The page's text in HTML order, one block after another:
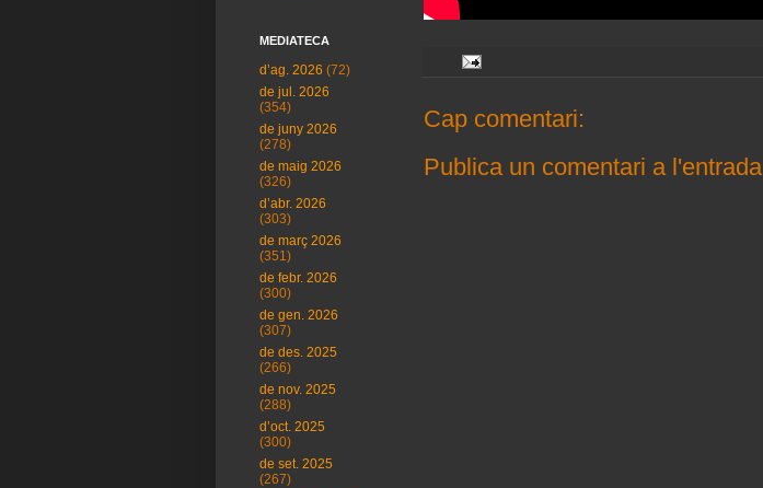
Cap comentari:
Publica un comentari a l'entrada
MEDIATECA
d’ag. 2026 (72)
de jul. 2026
(354)
de juny 2026
(278)
de maig 2026
(326)
d’abr. 2026
(303)
de març 2026
(351)
de febr. 2026
(300)
de gen. 2026
(307)
de des. 2025
(266)
de nov. 2025
(288)
d’oct. 2025
(300)
de set. 2025
(267)